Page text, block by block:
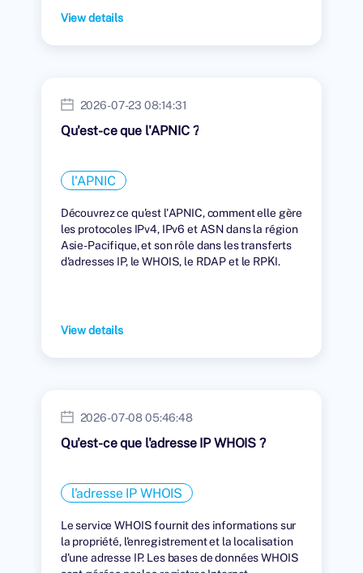
View details
2026-07-23 08:14:31
Qu'est-ce que l'APNIC ?
l'APNIC
Découvrez ce qu'est l'APNIC, comment elle gère
les protocoles IPv4, IPv6 et ASN dans la région
Asie-Pacifique, et son rôle dans les transferts
d'adresses IP, le WHOIS, le RDAP et le RPKI.
View details
2026-07-08 05:46:48
Qu'est-ce que l'adresse IP WHOIS ?
l'adresse IP WHOIS
Le service WHOIS fournit des informations sur
la propriété, l'enregistrement et la localisation
d'une adresse IP. Les bases de données WHOIS